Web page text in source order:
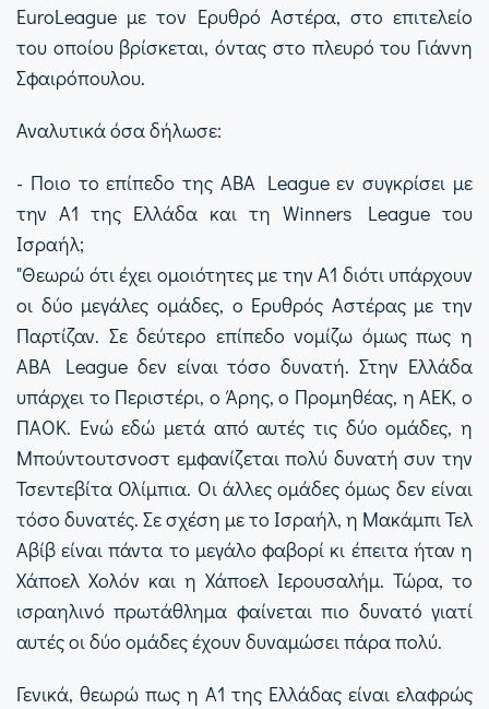
EuroLeague με τον Ερυθρό Αστέρα, στο επιτελείο
του οποίου βρίσκεται, όντας στο πλευρό του Γιάννη
Σφαιρόπουλου.
Αναλυτικά όσα δήλωσε:
- Ποιο το επίπεδο της ABA League εν συγκρίσει με
την Α1 της Ελλάδα και τη Winners League του
Ισραήλ;
"Θεωρώ ότι έχει ομοιότητες με την Α1 διότι υπάρχουν
οι δύο μεγάλες ομάδες, ο Ερυθρός Αστέρας με την
Παρτίζαν. Σε δεύτερο επίπεδο νομίζω όμως πως η
ABA League δεν είναι τόσο δυνατή. Στην Ελλάδα
υπάρχει το Περιστέρι, ο Άρης, ο Προμηθέας, η ΑΕΚ, ο
ΠΑΟΚ. Ενώ εδώ μετά από αυτές τις δύο ομάδες, η
Μπούντουτσνοστ εμφανίζεται πολύ δυνατή συν την
Τσεντεβίτα Ολίμπια. Οι άλλες ομάδες όμως δεν είναι
τόσο δυνατές. Σε σχέση με το Ισραήλ, η Μακάμπι Τελ
Αβίβ είναι πάντα το μεγάλο φαβορί κι έπειτα ήταν η
Χάποελ Χολόν και η Χάποελ Ιερουσαλήμ. Τώρα, το
ισραηλινό πρωτάθλημα φαίνεται πιο δυνατό γιατί
αυτές οι δύο ομάδες έχουν δυναμώσει πάρα πολύ.
Γενικά, θεωρώ πως η Α1 της Ελλάδας είναι ελαφρώς